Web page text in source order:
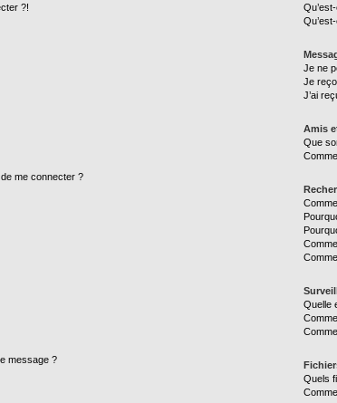
?!
me connecter ?
message ?
Je ne
Je
J’ai
Amis
Que
Quelle
Quels